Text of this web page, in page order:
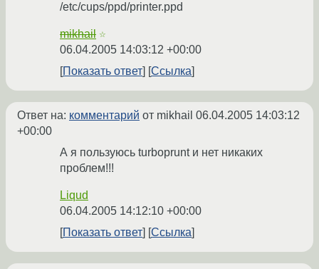
/etc/cups/ppd/printer.ppd
mikhail ☆
06.04.2005 14:03:12 +00:00
Показать ответ
Ссылка
Ответ на: комментарий от mikhail 06.04.2005 14:03:12
+00:00
А я пользуюсь turboprunt и нет никаких
проблем!!!
Liqud
06.04.2005 14:12:10 +00:00
Показать ответ
Ссылка